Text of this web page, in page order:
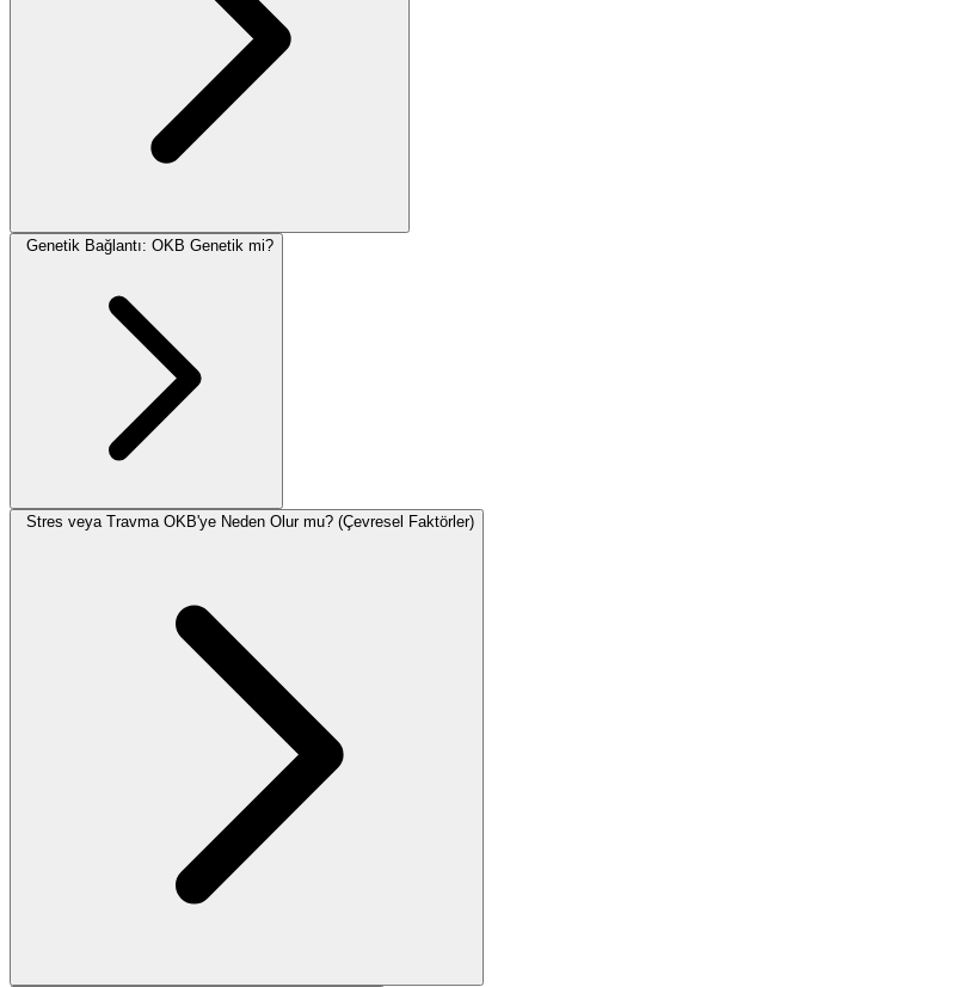
Genetik Bağlantı: OKB Genetik mi?
Stres veya Travma OKB'ye Neden Olur mu? (Çevresel Faktörler)